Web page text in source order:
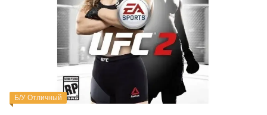
Б/У Отличный